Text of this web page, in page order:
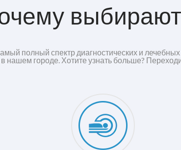
полный спектр диагностических и
нашем городе. Хотите узнать больше?